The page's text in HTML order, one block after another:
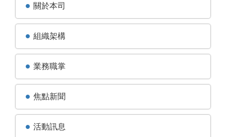
關於本司
組織架構
業務職掌
焦點新聞
活動訊息